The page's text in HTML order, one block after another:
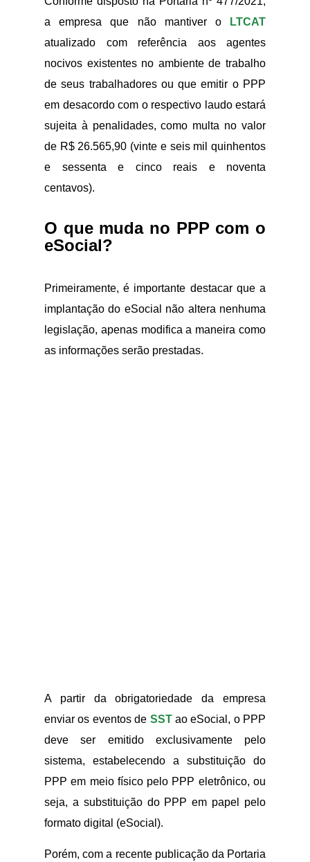
a empresa que não mantiver o
LTCAT
atualizado com referência aos agentes
nocivos existentes no ambiente de trabalho
de seus trabalhadores ou que emitir o PPP
em desacordo com o respectivo laudo estará
sujeita à penalidades, como multa no valor
de R$ 26.565,90 (vinte e seis mil quinhentos
e sessenta e cinco reais e noventa
centavos).
O que muda no PPP com o
eSocial?
Primeiramente, é importante destacar que a
implantação do eSocial não altera nenhuma
legislação, apenas modifica a maneira como
as informações serão prestadas.
A partir da obrigatoriedade da empresa
enviar os eventos de SSTao eSocial, o PPP
deve ser emitido exclusivamente pelo
sistema, estabelecendo a substituição do
PPP em meio físico pelo PPP eletrônico, ou
seja, a substituição do PPP em papel pelo
formato digital (eSocial).
Porém, com a recente publicação da Portaria